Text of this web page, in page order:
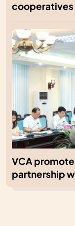
cooperatives
VCA
partnership